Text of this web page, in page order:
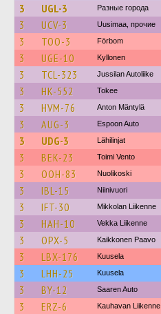
3 UGL-3 Разные города
3 UCV-3 Uusimaa, прочие
3 TOO-3 Förbom
3 UGE-10 Kyllonen
3 TCL-323 Jussilan Autoliike
3 HK-552 Tokee
3 HVM-76 Anton Mäntylä
3 AUG-3 Espoon Auto
3 UDG-3 Lähilinjat
3 BEK-23 Toimi Vento
3 OOH-83 Nuolikoski
3 IBL-15 Niinivuori
3 IFT-30 Mikkolan Liikenne
3 HAH-10 Vekka Liikenne
3 OPX-5 Kaikkonen Paavo
3 LBX-176 Kuusela
3 LHH-25 Kuusela
3 BY-12 Saaren Auto
3 ERZ-6 Kauhavan Liikenne